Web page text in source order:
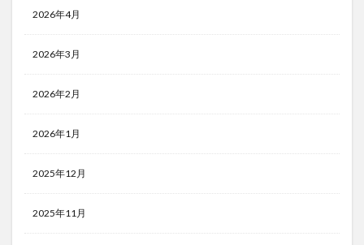
2026年4月
2026年3月
2026年2月
2026年1月
2025年12月
2025年11月